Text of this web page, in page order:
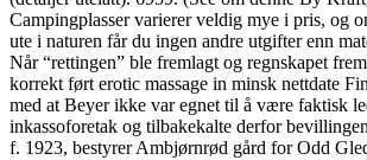
Campingplasser varierer veldig mye i pris, og
ute i naturen får du ingen andre utgifter enn
Når “rettingen” ble fremlagt og regnskapet
korrekt ført erotic massage in minsk nettdate
med at Beyer ikke var egnet til å være faktisk
inkassoforetak og tilbakekalte derfor
f. 1923, bestyrer Ambjørnrød gård for Odd